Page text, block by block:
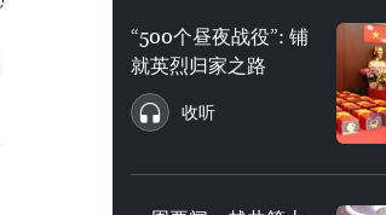
“500个昼夜战役”: 铺
就英烈归家之路
收听